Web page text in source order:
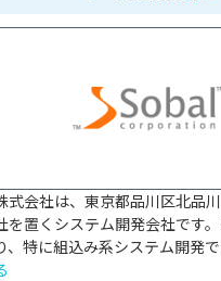
式会社は、東京都品川区北品
を置くシステム開発会社です
、特に組込み系システム開発